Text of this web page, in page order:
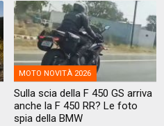
MOTO NOVITÀ 2026
Sulla scia della F 450 GS arriva
anche la F 450 RR? Le foto
spia della BMW